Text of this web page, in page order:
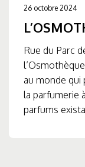
26 octobre 2024
Rue du Parc
au monde
la parfumerie
parfums